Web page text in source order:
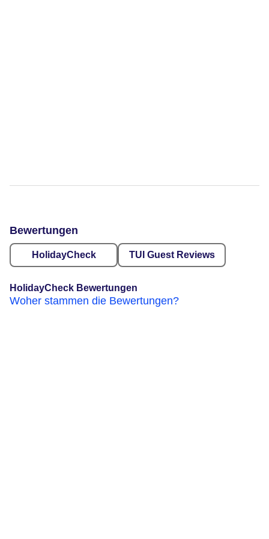
Bewertungen
HolidayCheck TUI Guest Reviews
HolidayCheck Bewertungen
Woher stammen die Bewertungen?